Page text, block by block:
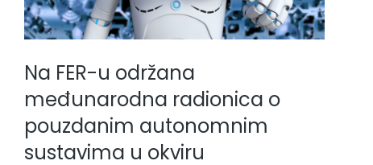
Na FER-u održana
međunarodna radionica o
pouzdanim autonomnim
sustavima u okviru